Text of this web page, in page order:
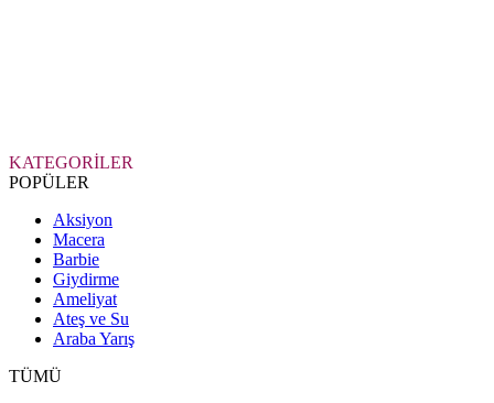
KATEGORİLER
POPÜLER
Aksiyon
Macera
Barbie
Giydirme
Ameliyat
Ateş ve Su
Araba Yarış
TÜMÜ